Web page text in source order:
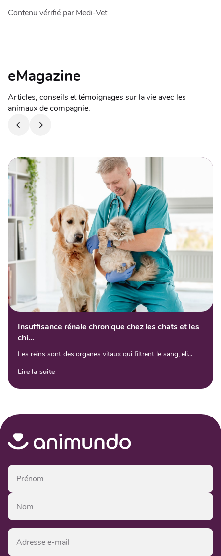
Contenu vérifié par Medi-Vet
eMagazine
Articles, conseils et témoignages sur la vie avec les
animaux de compagnie.
Insuffisance rénale chronique chez les chats et les
chi...
Les reins sont des organes vitaux qui filtrent le sang, éli...
Lire la suite